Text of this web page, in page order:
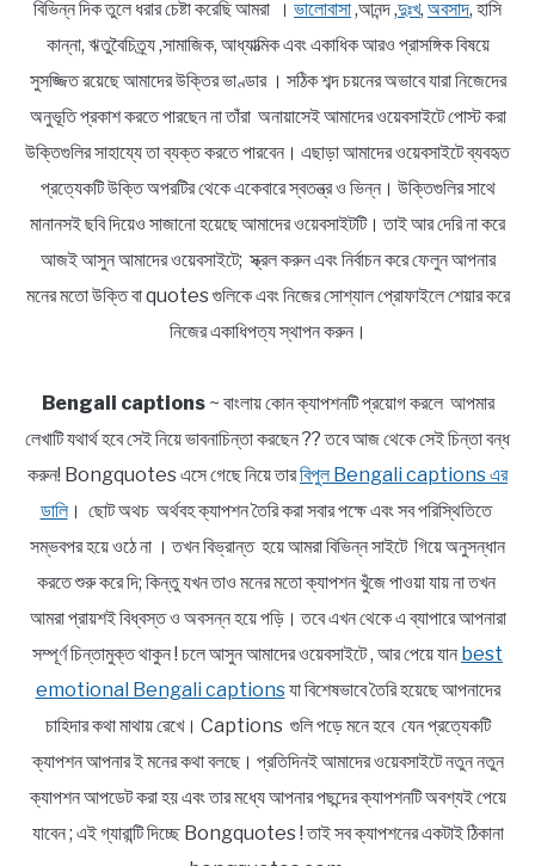
বিভিন্ন দিক তুলে ধরার চেষ্টা করেছি আমরা । ভালোবাসা,আনন্দ ,দুঃখ, অবসাদ, হাসি
কান্না, ঋতুবৈচিত্র্য ,সামাজিক, আধ্যাত্মিক এবং একাধিক আরও প্রাসঙ্গিক বিষয়ে
সুসজ্জিত রয়েছে আমাদের উক্তির ভাণ্ডার । সঠিক শব্দ চয়নের অভাবে যারা নিজেদের
অনুভূতি প্রকাশ করতে পারছেন না তাঁরা অনায়াসেই আমাদের ওয়েবসাইটে পোস্ট করা
উক্তিগুলির সাহায্যে তা ব্যক্ত করতে পারবেন। এছাড়া আমাদের ওয়েবসাইটে ব্যবহৃত
প্রত্যেকটি উক্তি অপরটির থেকে একেবারে স্বতন্ত্র ও ভিন্ন। উক্তিগুলির সাথে
মানানসই ছবি দিয়েও সাজানো হয়েছে আমাদের ওয়েবসাইটটি। তাই আর দেরি না করে
আজই আসুন আমাদের ওয়েবসাইটে; স্ক্রল করুন এবং নির্বাচন করে ফেলুন আপনার
মনের মতো উক্তি বা quotes গুলিকে এবং নিজের সোশ্যাল প্রোফাইলে শেয়ার করে
নিজের একাধিপত্য স্থাপন করুন।
Bengali captions~ বাংলায় কোন ক্যাপশনটি প্রয়োগ করলে আপমার
লেখাটি যথার্থ হবে সেই নিয়ে ভাবনাচিন্তা করছেন ?? তবে আজ থেকে সেই চিন্তা বন্ধ
করুন! Bongquotes এসে গেছে নিয়ে তারবিপুল Bengali captions এর
ডালি। ছোট অথচ অর্থবহ ক্যাপশন তৈরি করা সবার পক্ষে এবং সব পরিস্থিতিতে
সম্ভবপর হয়ে ওঠে না । তখন বিভ্রান্ত হয়ে আমরা বিভিন্ন সাইটে গিয়ে অনুসন্ধান
করতে শুরু করে দি; কিন্তু যখন তাও মনের মতো ক্যাপশন খুঁজে পাওয়া যায় না তখন
আমরা প্রায়শই বিধ্বস্ত ও অবসন্ন হয়ে পড়ি। তবে এখন থেকে এ ব্যাপারে আপনারা
সম্পূর্ণ চিন্তামুক্ত থাকুন ! চলে আসুন আমাদের ওয়েবসাইটে , আর পেয়ে যান best
emotional Bengali captionsযা বিশেষভাবে তৈরি হয়েছে আপনাদের
চাহিদার কথা মাথায় রেখে। Captions গুলি পড়ে মনে হবে যেন প্রত্যেকটি
ক্যাপশন আপনার ই মনের কথা বলছে। প্রতিদিনই আমাদের ওয়েবসাইটে নতুন নতুন
ক্যাপশন আপডেট করা হয় এবং তার মধ্যে আপনার পছন্দের ক্যাপশনটি অবশ্যই পেয়ে
যাবেন ; এই গ্যারান্টি দিচ্ছে Bongquotes ! তাই সব ক্যাপশনের একটাই ঠিকানা